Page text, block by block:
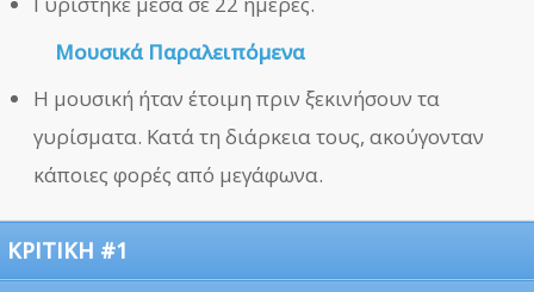
Μουσικά Παραλειπόμενα
Η μουσική ήταν έτοιμη πριν ξεκινήσουν τα
γυρίσματα. Κατά τη διάρκεια τους, ακούγονταν
κάποιες φορές από μεγάφωνα.
ΚΡΙΤΙΚΗ #1